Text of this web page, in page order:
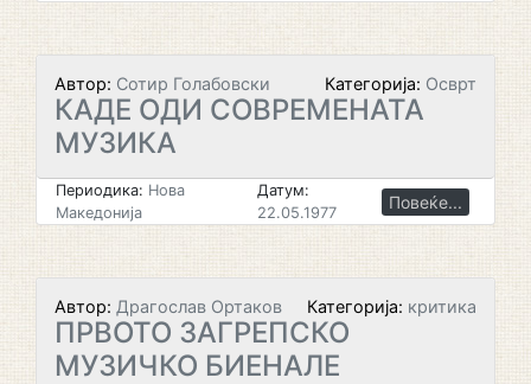
Автор: Сотир Голабовски Категорија: Осврт
КАДЕ ОДИ СОВРЕМЕНАТА
МУЗИКА
Периодика: Нова
Македонија
Датум:
22.05.1977
Повеќе...
Автор: Драгослав Ортаков Категорија: критика
ПРВОТО ЗАГРЕПСКО
МУЗИЧКО БИЕНАЛЕ